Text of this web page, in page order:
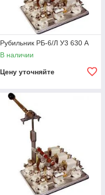
Рубильник РБ-6/Л У3 630 А
В наличии
Цену уточняйте